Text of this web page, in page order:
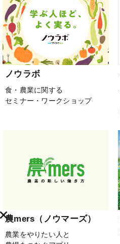
ノウラボ
食・農業に関する
セミナー・ワークショップ
農mers（ノウマーズ）
農業をやりたい人と